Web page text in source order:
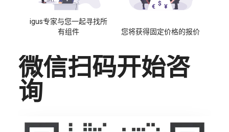
igus专家与您一起寻找所
有组件
您将获得固定价格的报价
微信扫码开始咨
询